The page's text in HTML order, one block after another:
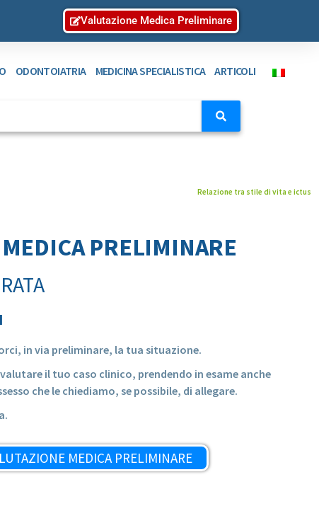
Valutazione Medica Preliminare
ODONTOIATRIA MEDICINA SPECIALISTICA ARTICOLI
Relazione tra stile di vita e ictus
PRELIMINARE
in via preliminare, la tua situazione.
il tuo caso clinico, prendendo in esame anche
che le chiediamo, se possibile, di allegare.
MEDICA PRELIMINARE